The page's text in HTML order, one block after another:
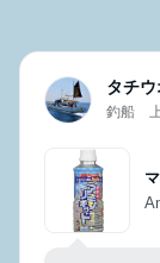
タチウ
釣船